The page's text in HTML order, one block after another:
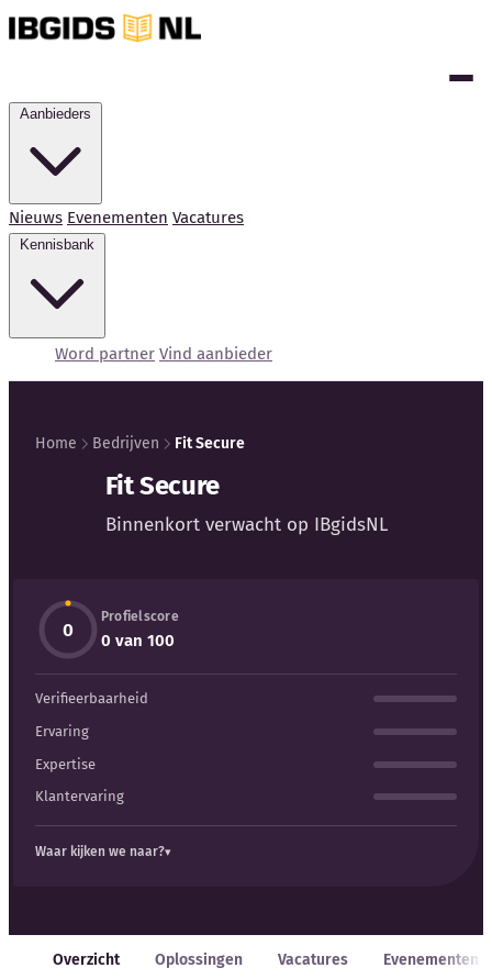
Nieuws Evenementen Vacatures
Word partner Vind aanbieder
Externe bronnen
Woordenboek
Auteurs
Home Bedrijven Fit Secure
Fit Secure
Binnenkort verwacht op IBgidsNL
0
Profielscore
0 van 100
Verifieerbaarheid
Ervaring
Expertise
Klantervaring
Waar kijken we naar?
Overzicht Oplossingen Vacatures Evenementen